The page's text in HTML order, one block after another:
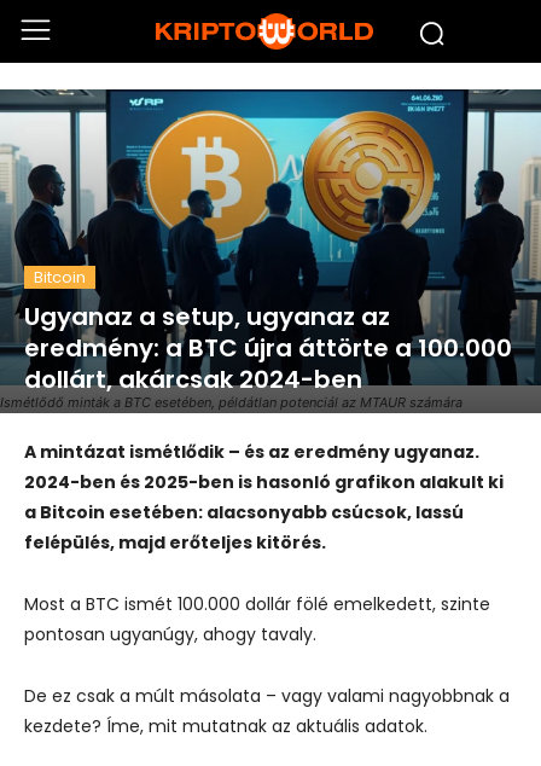
Ismétlődő minták a BTC esetében, példátlan potenciál az MTAUR számára
Bitcoin
Ugyanaz a setup, ugyanaz az
eredmény: a BTC újra áttörte a 100.000
dollárt, akárcsak 2024-ben
A mintázat ismétlődik – és az eredmény ugyanaz.
2024-ben és 2025-ben is hasonló grafikon alakult ki
a Bitcoin esetében: alacsonyabb csúcsok, lassú
felépülés, majd erőteljes kitörés.
Most a BTC ismét 100.000 dollár fölé emelkedett, szinte
pontosan ugyanúgy, ahogy tavaly.
De ez csak a múlt másolata – vagy valami nagyobbnak a
kezdete? Íme, mit mutatnak az aktuális adatok.